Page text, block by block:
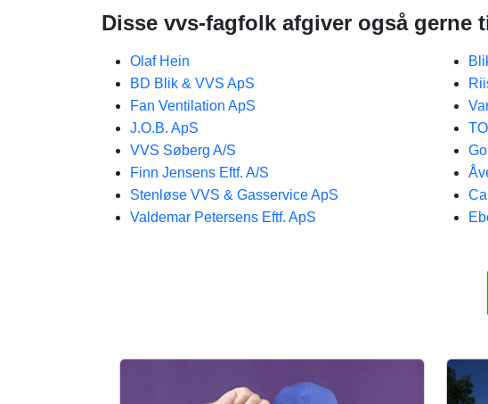
Disse vvs-fagfolk afgiver også gerne
Olaf Hein
BD Blik & VVS ApS
Fan Ventilation ApS
J.O.B. ApS
VVS Søberg A/S
Finn Jensens Eftf. A/S
Stenløse VVS & Gasservice ApS
Valdemar Petersens Eftf. ApS